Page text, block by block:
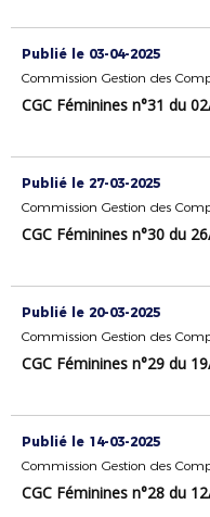
Publié le 03-04-2025
Commission Gestion des
CGC Féminines n°31 du
Publié le 27-03-2025
Commission Gestion des
CGC Féminines n°30 du
Publié le 20-03-2025
Commission Gestion des
CGC Féminines n°29 du
Publié le 14-03-2025
Commission Gestion des
CGC Féminines n°28 du